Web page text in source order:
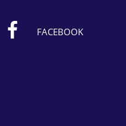
FACEBOOK